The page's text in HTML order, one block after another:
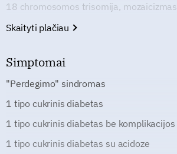
18 chromosomos trisomija, mozaicizmas
Skaityti plačiau
Simptomai
"Perdegimo" sindromas
1 tipo cukrinis diabetas
1 tipo cukrinis diabetas be komplikacijos
1 tipo cukrinis diabetas su acidoze